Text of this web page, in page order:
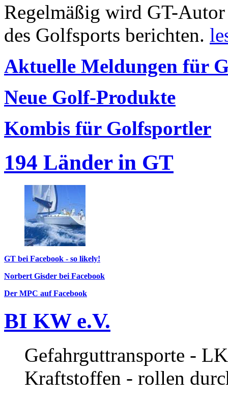
Regelmäßig wird GT-
des Golfsports berichten.
Aktuelle Meldungen für
Neue Golf-Produkte
Kombis für Golfsportler
194 Länder in GT
GT bei Facebook - so likely!
Norbert Gisder bei Facebook
Der MPC auf Facebook
BI KW e.V.
Gefahrguttransporte -
Kraftstoffen - rollen